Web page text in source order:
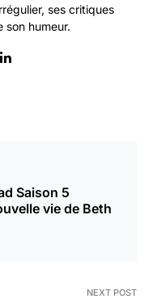
ses critiques
humeur.
Saison 5
vie de Beth
NEXT POST